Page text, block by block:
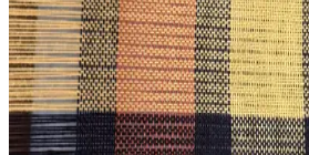
Ashford Sert Çıtçıtlı Tezgâh ile
Teknik Detaylar ve Deneyimler
Ashford sert çıtçıtlı tezgâh ve Gist Yarns
yapılan ilk dokuma projesi, teknik detaylar
deneyimleriyle yeni başlayanlar için